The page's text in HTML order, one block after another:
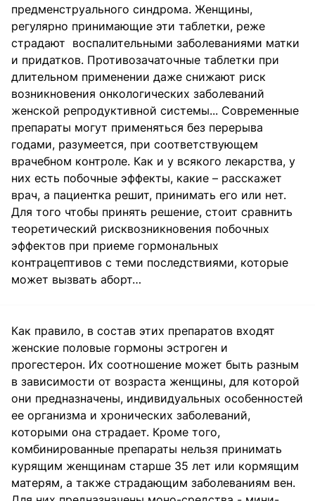
предменструального синдрома. Женщины,
регулярно принимающие эти таблетки, реже
страдают воспалительными заболеваниями матки
и придатков. Противозачаточные таблетки при
длительном применении даже снижают риск
возникновения онкологических заболеваний
женской репродуктивной системы... Современные
препараты могут применяться без перерыва
годами, разумеется, при соответствующем
врачебном контроле. Как и у всякого лекарства, у
них есть побочные эффекты, какие – расскажет
врач, а пациентка решит, принимать его или нет.
Для того чтобы принять решение, стоит сравнить
теоретический рисквозникновения побочных
эффектов при приеме гормональных
контрацептивов с теми последствиями, которые
может вызвать аборт…
Как правило, в состав этих препаратов входят
женские половые гормоны эстроген и
прогестерон. Их соотношение может быть разным
в зависимости от возраста женщины, для которой
они предназначены, индивидуальных особенностей
ее организма и хронических заболеваний,
которыми она страдает. Кроме того,
комбинированные препараты нельзя принимать
курящим женщинам старше 35 лет или кормящим
матерям, а также страдающим заболеваниям вен.